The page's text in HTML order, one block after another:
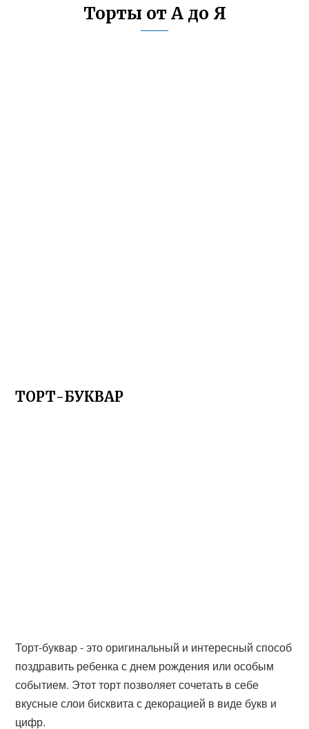
Торты от А до Я
ТОРТ-БУКВАР
Торт-буквар - это оригинальный и интересный способ
поздравить ребенка с днем рождения или особым
событием. Этот торт позволяет сочетать в себе
вкусные слои бисквита с декорацией в виде букв и
цифр.